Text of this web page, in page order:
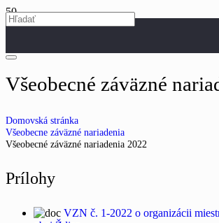
Všeobecné záväzné
Domovská stránka
Všeobecne záväzné nariadenia
Všeobecné záväzné nariadenia 2022
Prílohy
VZN č. 1-2022 o organizácii